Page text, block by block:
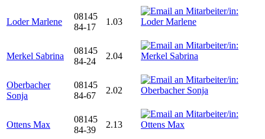
Loder Marlene
08145
84-17
1.03
Merkel Sabrina
08145
84-24
2.04
Oberbacher
Sonja
08145
84-67
2.02
Ottens Max
08145
84-39
2.13